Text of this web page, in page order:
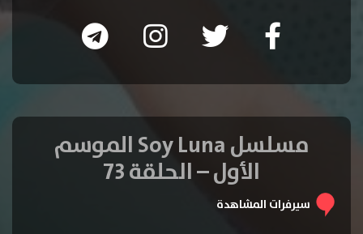
مسلسل Soy Luna الموسم
الأول – الحلقة 73
سيرفرات المشاهدة